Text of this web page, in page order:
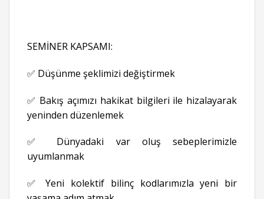
SEMİNER KAPSAMI:
✅ Düşünme şeklimizi değiştirmek
✅ Bakış açımızı hakikat bilgileri ile hizalayarak
yeninden düzenlemek
✅ Dünyadaki var oluş sebeplerimizle
uyumlanmak
✅ Yeni kolektif bilinç kodlarımızla yeni bir